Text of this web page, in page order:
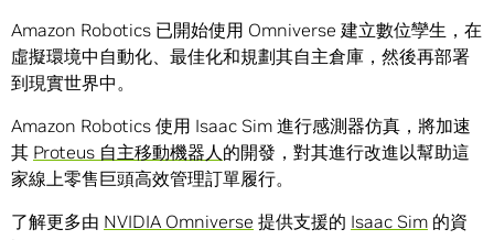
Amazon Robotics 已開始使用 Omniverse 建立數位孿生，在
虛擬環境中自動化、最佳化和規劃其自主倉庫，然後再部署
到現實世界中。
Amazon Robotics 使用 Isaac Sim 進行感測器仿真，將加速
其 Proteus 自主移動機器人的開發，對其進行改進以幫助這
家線上零售巨頭高效管理訂單履行。
了解更多由 NVIDIA Omniverse 提供支援的 Isaac Sim 的資